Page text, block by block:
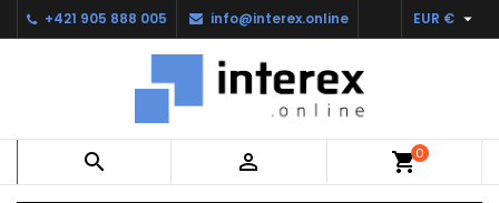
+421 905 888 005 info@interex.online EUR € 
  shopping_cart0